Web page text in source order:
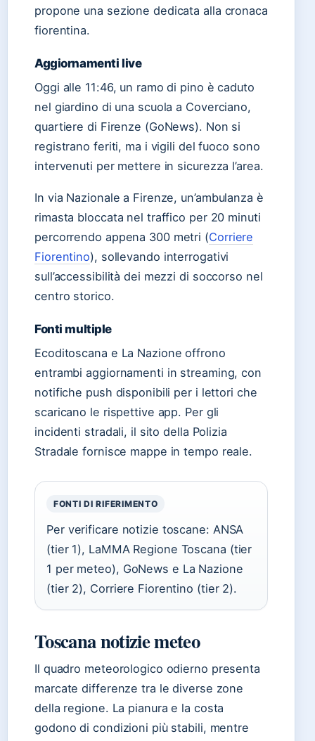
propone una sezione dedicata alla cronaca
fiorentina.
Aggiornamenti live
Oggi alle 11:46, un ramo di pino è caduto
nel giardino di una scuola a Coverciano,
quartiere di Firenze (GoNews). Non si
registrano feriti, ma i vigili del fuoco sono
intervenuti per mettere in sicurezza l’area.
In via Nazionale a Firenze, un’ambulanza è
rimasta bloccata nel traffico per 20 minuti
percorrendo appena 300 metri (Corriere
Fiorentino), sollevando interrogativi
sull’accessibilità dei mezzi di soccorso nel
centro storico.
Fonti multiple
Ecoditoscana e La Nazione offrono
entrambi aggiornamenti in streaming, con
notifiche push disponibili per i lettori che
scaricano le rispettive app. Per gli
incidenti stradali, il sito della Polizia
Stradale fornisce mappe in tempo reale.
FONTI DI RIFERIMENTO
Per verificare notizie toscane: ANSA
(tier 1), LaMMA Regione Toscana (tier
1 per meteo), GoNews e La Nazione
(tier 2), Corriere Fiorentino (tier 2).
Toscana notizie meteo
Il quadro meteorologico odierno presenta
marcate differenze tra le diverse zone
della regione. La pianura e la costa
godono di condizioni più stabili, mentre